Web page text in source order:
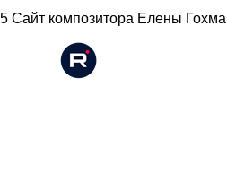
Сайт композитора Елены